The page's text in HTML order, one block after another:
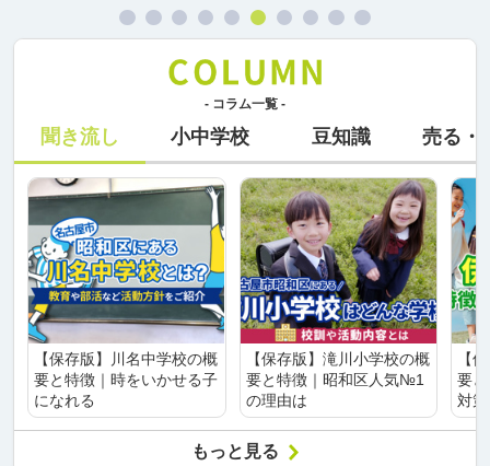
- コラム一覧 -
聞き流し 小中学校 豆知識 売る・
【保存版】川名中学校の概
要と特徴｜時をいかせる子
になれる
【保存版】滝川小学校の概
要と特徴｜昭和区人気№1
の理由は
【
要
対
もっと見る